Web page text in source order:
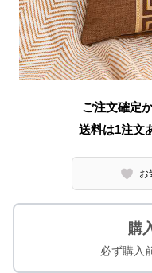
ご注文確定
送料は1注文
お
購
必ず購入